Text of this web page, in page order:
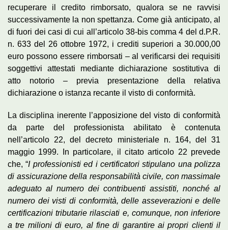
recuperare il credito rimborsato, qualora se ne ravvisi
successivamente la non spettanza. Come già anticipato, al
di fuori dei casi di cui all’articolo 38-bis comma 4 del d.P.R.
n. 633 del 26 ottobre 1972, i crediti superiori a 30.000,00
euro possono essere rimborsati – al verificarsi dei requisiti
soggettivi attestati mediante dichiarazione sostitutiva di
atto notorio – previa presentazione della relativa
dichiarazione o istanza recante il visto di conformità.
La disciplina inerente l’apposizione del visto di conformità
da parte del professionista abilitato è contenuta
nell’articolo 22, del decreto ministeriale n. 164, del 31
maggio 1999. In particolare, il citato articolo 22 prevede
che, “I professionisti ed i certificatori stipulano una polizza
di assicurazione della responsabilità civile, con massimale
adeguato al numero dei contribuenti assistiti, nonché al
numero dei visti di conformità, delle asseverazioni e delle
certificazioni tributarie rilasciati e, comunque, non inferiore
a tre milioni di euro, al fine di garantire ai propri clienti il